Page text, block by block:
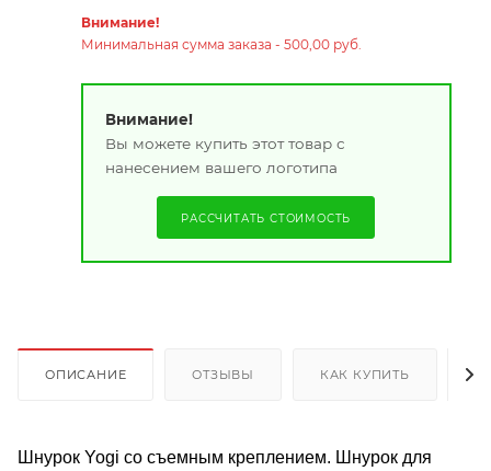
Внимание!
Минимальная сумма заказа - 500,00 руб.
Внимание!
Вы можете купить этот товар с
нанесением вашего логотипа
РАССЧИТАТЬ СТОИМОСТЬ
ОПИСАНИЕ ОТЗЫВЫ КАК КУПИТЬ
Шнурок Yogi со съемным креплением. Шнурок для